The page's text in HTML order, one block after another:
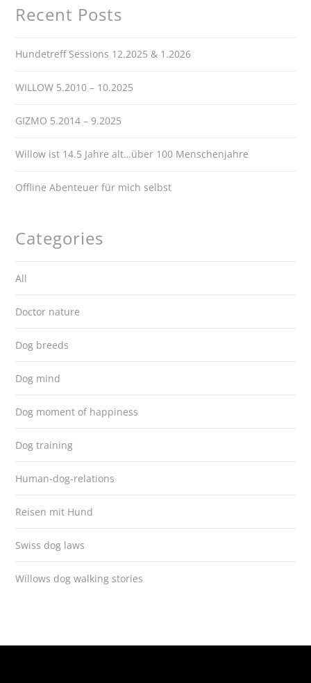
Recent Posts
Hundetreff Sessions 12.2025 & 1.2026
WILLOW 5.2010 – 10.2025
GIZMO 5.2014 – 9.2025
Willow ist 14.5 Jahre alt…über 100 Menschenjahre
Offline Abenteuer für mich selbst
Categories
All
Doctor nature
Dog breeds
Dog mind
Dog moment of happiness
Dog training
Human-dog-relations
Reisen mit Hund
Swiss dog laws
Willows dog walking stories